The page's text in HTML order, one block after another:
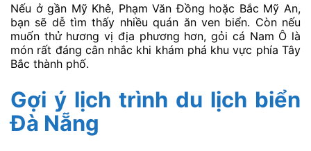
Nếu ở gần Mỹ Khê, Phạm Văn Đồng hoặc Bắc Mỹ An,
bạn sẽ dễ tìm thấy nhiều quán ăn ven biển. Còn nếu
muốn thử hương vị địa phương hơn, gỏi cá Nam Ô là
món rất đáng cân nhắc khi khám phá khu vực phía Tây
Bắc thành phố.
Gợi ý lịch trình du lịch biển
Đà Nẵng